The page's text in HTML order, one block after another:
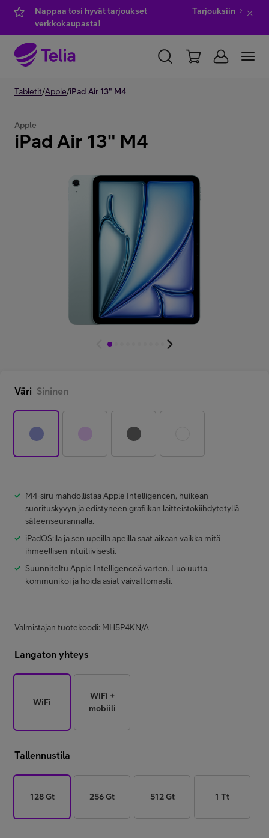
Nappaa tosi hyvät tarjoukset
verkkokaupasta!
Tarjouksiin
YKSITYISILLE YRITYKSILLE
Minun Telia Yrityksille
Tabletit/Apple/iPad Air 13" M4
Apple
iPad Air 13" M4
Väri Sininen
M4-siru mahdollistaa Apple Intelligencen, huikean
suorituskyvyn ja edistyneen grafiikan laitteistokiihdytetyllä
säteenseurannalla.
iPadOS:lla ja sen upeilla apeilla saat aikaan vaikka mitä
ihmeellisen intuitiivisesti.
Suunniteltu Apple Intelligenceä varten. Luo uutta,
kommunikoi ja hoida asiat vaivattomasti.
Valmistajan tuotekoodi: MH5P4KN/A
Langaton yhteys
WiFi
WiFi +
mobiili
Tallennustila
128 Gt 256 Gt 512 Gt 1 Tt